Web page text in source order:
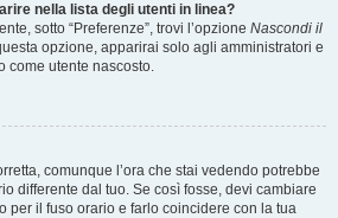
nella lista degli utenti in linea?
sotto “Preferenze”, trovi l’opzione Nascondi il
opzione, apparirai solo agli amministratori e
come utente nascosto.
comunque l’ora che stai vedendo potrebbe
differente dal tuo. Se così fosse, devi cambiare
per il fuso orario e farlo coincidere con la tua